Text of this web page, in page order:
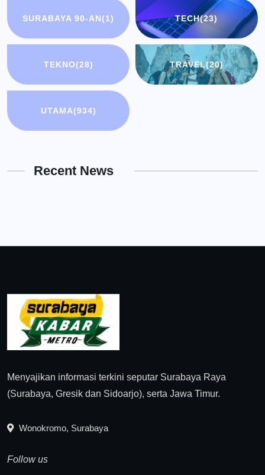
SURABAYA 90-AN(1) TECH(23)
TEKNO(28) TRAVEL(20)
UTAMA(934)
Recent News
Menyajikan informasi terkini seputar Surabaya Raya
(Surabaya, Gresik dan Sidoarjo), serta Jawa Timur.
Wonokromo, Surabaya
Follow us